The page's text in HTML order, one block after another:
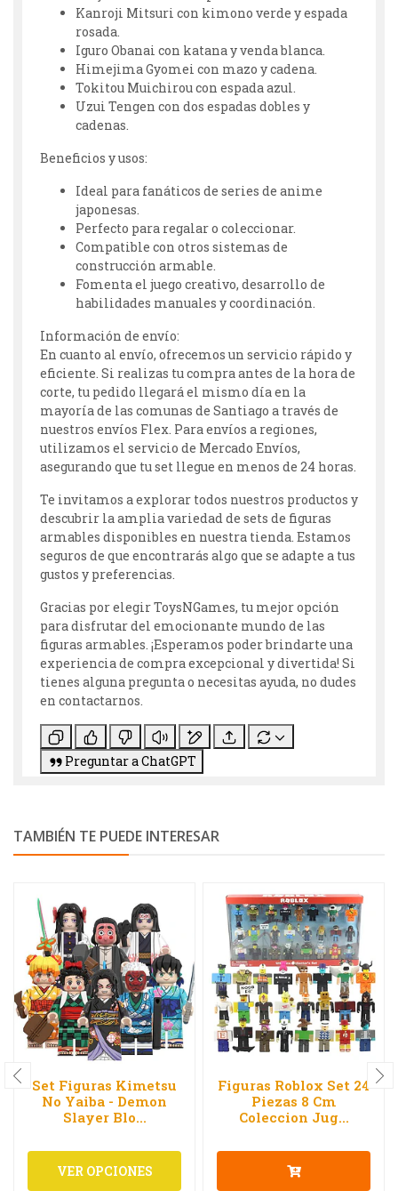
Kanroji Mitsuri con kimono verde y espada
rosada.
Iguro Obanai con katana y venda blanca.
Himejima Gyomei con mazo y cadena.
Tokitou Muichirou con espada azul.
Uzui Tengen con dos espadas dobles y
cadenas.
Beneficios y usos:
Ideal para fanáticos de series de anime
japonesas.
Perfecto para regalar o coleccionar.
Compatible con otros sistemas de
construcción armable.
Fomenta el juego creativo, desarrollo de
habilidades manuales y coordinación.
Información de envío:
En cuanto al envío, ofrecemos un servicio rápido y
eficiente. Si realizas tu compra antes de la hora de
corte, tu pedido llegará el mismo día en la
mayoría de las comunas de Santiago a través de
nuestros envíos Flex. Para envíos a regiones,
utilizamos el servicio de Mercado Envíos,
asegurando que tu set llegue en menos de 24 horas.
Te invitamos a explorar todos nuestros productos y
descubrir la amplia variedad de sets de figuras
armables disponibles en nuestra tienda. Estamos
seguros de que encontrarás algo que se adapte a tus
gustos y preferencias.
Gracias por elegir ToysNGames, tu mejor opción
para disfrutar del emocionante mundo de las
figuras armables. ¡Esperamos poder brindarte una
experiencia de compra excepcional y divertida! Si
tienes alguna pregunta o necesitas ayuda, no dudes
en contactarnos.
Preguntar a ChatGPT
TAMBIÉN TE PUEDE INTERESAR
Set Figuras Kimetsu
No Yaiba - Demon
Slayer Blo...
VER OPCIONES
Figuras Roblox Set 24
Piezas 8 Cm
Coleccion Jug...